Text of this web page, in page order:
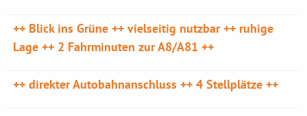
++ Blick ins Grüne ++ vielseitig nutzbar ++ ruhige
Lage ++ 2 Fahrminuten zur A8/A81 ++
++ direkter Autobahnanschluss ++ 4 Stellplätze ++